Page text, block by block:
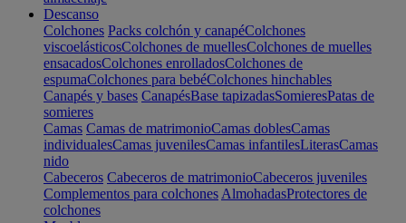
Descanso
Colchones Packs colchón y canapéColchones
viscoelásticosColchones de muellesColchones de muelles
ensacadosColchones enrolladosColchones de
espumaColchones para bebéColchones hinchables
Canapés y bases CanapésBase tapizadasSomieresPatas de
somieres
Camas Camas de matrimonioCamas doblesCamas
individualesCamas juvenilesCamas infantilesLiterasCamas
nido
Cabeceros Cabeceros de matrimonioCabeceros juveniles
Complementos para colchones AlmohadasProtectores de
colchones